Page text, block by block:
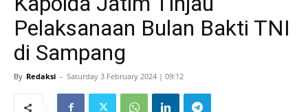
Pelaksanaan Bulan Bakti TNI
di Sampang
By Redaksi - Saturday 3 February 2024 | 09:12